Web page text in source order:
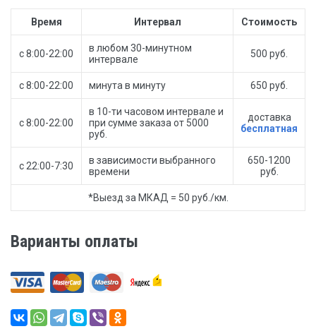
Время Интервал Стоимость
с 8:00-22:00
в любом 30-минутном
интервале
500 руб.
с 8:00-22:00 минута в минуту 650 руб.
с 8:00-22:00
в 10-ти часовом интервале и
при сумме заказа от 5000
руб.
доставка
бесплатная
с 22:00-7:30
в зависимости выбранного
времени
650-1200
руб.
*Выезд за МКАД = 50 руб./км.
Варианты оплаты